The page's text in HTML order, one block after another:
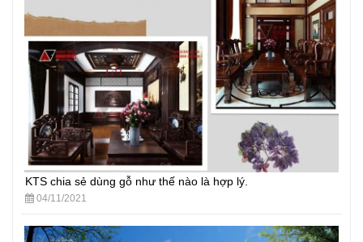
KTS chia sẻ dùng gỗ như thế nào là hợp lý.
04/11/2021